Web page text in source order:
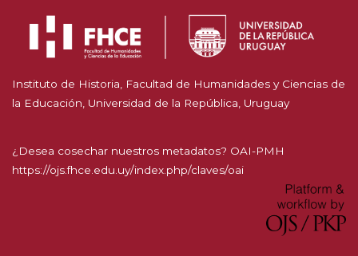
Instituto de Historia, Facultad de Humanidades y Ciencias de
la Educación, Universidad de la República, Uruguay
¿Desea cosechar nuestros metadatos? OAI-PMH
https://ojs.fhce.edu.uy/index.php/claves/oai